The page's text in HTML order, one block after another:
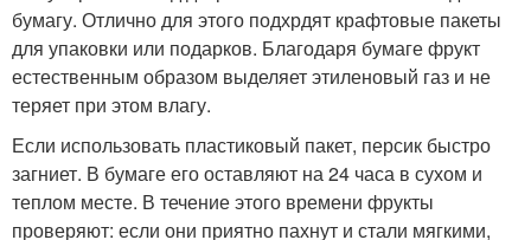
бумагу. Отлично для этого подхрдят крафтовые пакеты
для упаковки или подарков. Благодаря бумаге фрукт
естественным образом выделяет этиленовый газ и не
теряет при этом влагу.
Если использовать пластиковый пакет, персик быстро
загниет. В бумаге его оставляют на 24 часа в сухом и
теплом месте. В течение этого времени фрукты
проверяют: если они приятно пахнут и стали мягкими,